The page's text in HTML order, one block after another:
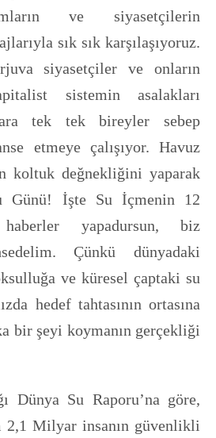
ve siyasetçilerin
sık sık karşılaşıyoruz.
siyasetçiler ve onların
sistemin asalakları
tek tek bireyler sebep
etmeye çalışıyor. Havuz
koltuk değnekliğini yaparak
Günü! İşte Su İçmenin 12
yapadursun, biz
Çünkü dünyadaki
ve küresel çaptaki su
hedef tahtasının ortasına
bir şeyi koymanın gerçekliği
Dünya Su Raporu’na göre,
2,1 Milyar insanın güvenlikli